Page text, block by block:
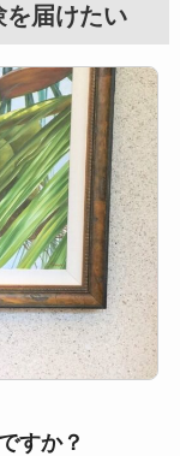
を届けたい
すか？